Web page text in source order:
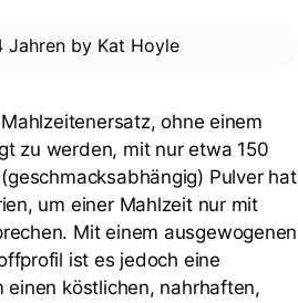
Jahren by Kat Hoyle
ohne einem
zu werden, mit nur etwa 150
Pulver hat
um einer Mahlzeit nur mit
Mit einem ausgewogenen
ist es jedoch eine
einen köstlichen, nahrhaften,